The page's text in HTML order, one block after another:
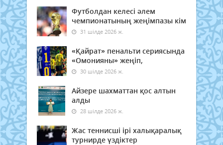
Футболдан келесі әлем
чемпионатының жеңімпазы кім
31 шілде 2026 ж.
«Қайрат» пенальти сериясында
«Омонияны» жеңіп,
30 шілде 2026 ж.
Айзере шахматтан қос алтын
алды
28 шілде 2026 ж.
Жас теннисші ірі халықаралық
турнирде үздіктер